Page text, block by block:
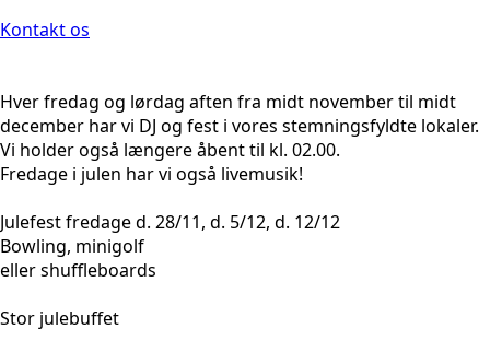
Kontakt os
Hver fredag og lørdag aften fra midt november til midt
december har vi DJ og fest i vores stemningsfyldte lokaler.
Vi holder også længere åbent til kl. 02.00.
Fredage i julen har vi også livemusik!
Julefest fredage d. 28/11, d. 5/12, d. 12/12
Bowling, minigolf
eller shuffleboards
Stor julebuffet